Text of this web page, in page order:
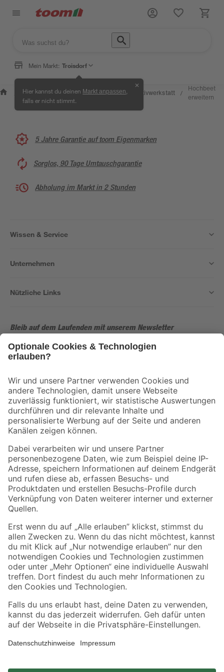
Mein Markt: Troisdorf
Hier kannst du deinen Markt anpassen
falls er nicht stimmt.
✕
Wissen &
Service
/
Selbermachen &
Ratgeber
/ Kreativwerkstatt /
Hochbeet
erweitern
5 Jahre Garantie auf toom Eigenmarken
Sorglos, 90 Tage Umtauschgarantie
Abholung im Markt in 2 Stunden
Wissen & Service
Unternehmen
Nützliche Links
Bleib auf dem Laufenden mit unserem Newsletter
Der toom Newsletter: Keine Angebote und Aktionen mehr verpassen!
Folge uns
Zahlungsarten Versandarten
Sicher einkaufen
Jetzt die toom-App herunterladen
Alle Preisangaben in EUR inkl. gesetzl. MwSt.. Die dargestellten Angebote sind unter
Umständen nicht in allen Märkten verfügbar. Die angegebenen Verfügbarkeiten beziehen
sich auf den unter "Mein Markt" ausgewählten toom Baumarkt. Alle Angebote und
*Paketversand ab 59 € versandkostenfrei, gilt nicht für Artikel mit Speditionsversand, hier
fallen zusätzliche Versandkosten an.